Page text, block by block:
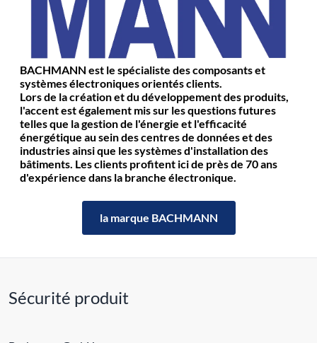
BACHMANN est le spécialiste des composants et
systèmes électroniques orientés clients.
Lors de la création et du développement des produits,
l'accent est également mis sur les questions futures
telles que la gestion de l'énergie et l'efficacité
énergétique au sein des centres de données et des
industries ainsi que les systèmes d'installation des
bâtiments. Les clients profitent ici de près de 70 ans
d'expérience dans la branche électronique.
la marque BACHMANN
Sécurité produit